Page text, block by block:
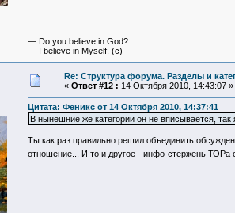
— Do you believe in God?
— I believe in Myself. (c)
Re: Структура форума. Разделы и
« Ответ #12 : 14 Октября 2010, 14:43:07 »
Цитата: Феникс от 14 Октября 2010, 14:37:41
В нынешние же категории он не вписывается, так
Ты как раз правильно решил объединить
отношение... И то и другое - инфо-стержень ТОРа